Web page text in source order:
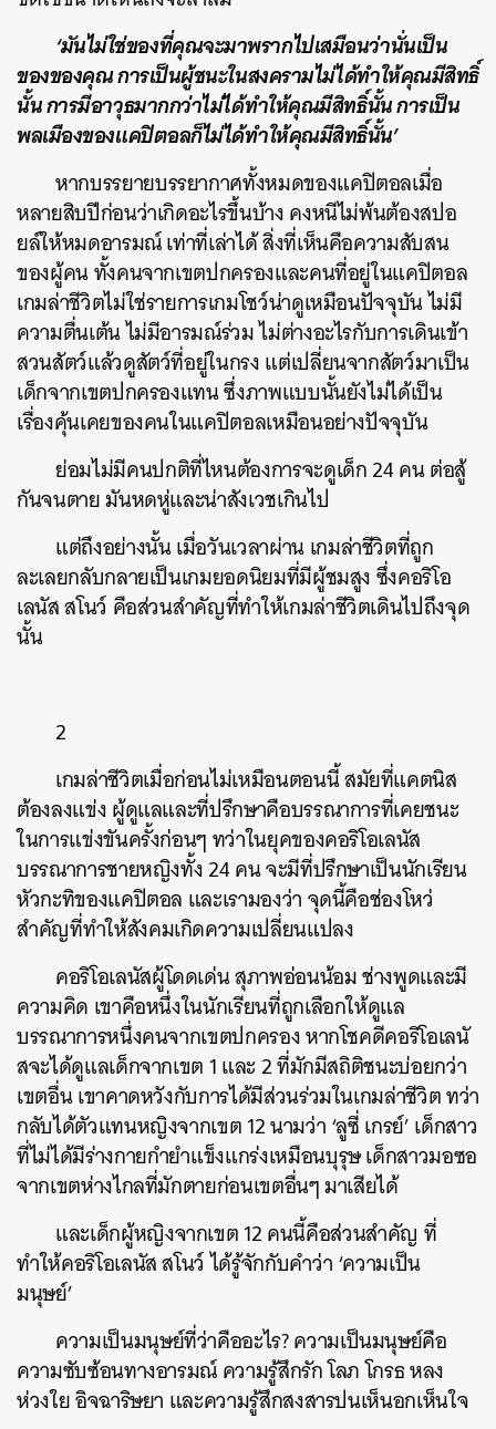
‘มันไม่ใช่ของที่คุณจะมาพรากไปเสมือนว่านั่นเป็น
ของของคุณ การเป็นผู้ชนะในสงครามไม่ได้ทำให้คุณมีสิทธิ์
นั้น การมีอาวุธมากกว่าไม่ได้ทำให้คุณมีสิทธิ์นั้น การเป็น
พลเมืองของแคปิตอลก็ไม่ได้ทำให้คุณมีสิทธิ์นั้น’
หากบรรยายบรรยากาศทั้งหมดของแคปิตอลเมื่อ
หลายสิบปีก่อนว่าเกิดอะไรขึ้นบ้าง คงหนีไม่พ้นต้องสปอ
ยล์ให้หมดอารมณ์ เท่าที่เล่าได้ สิ่งที่เห็นคือความสับสน
ของผู้คน ทั้งคนจากเขตปกครองและคนที่อยู่ในแคปิตอล
เกมล่าชีวิตไม่ใช่รายการเกมโชว์น่าดูเหมือนปัจจุบัน ไม่มี
ความตื่นเต้น ไม่มีอารมณ์ร่วม ไม่ต่างอะไรกับการเดินเข้า
สวนสัตว์แล้วดูสัตว์ที่อยู่ในกรง แต่เปลี่ยนจากสัตว์มาเป็น
เด็กจากเขตปกครองแทน ซึ่งภาพแบบนั้นยังไม่ได้เป็น
เรื่องคุ้นเคยของคนในแคปิตอลเหมือนอย่างปัจจุบัน
ย่อมไม่มีคนปกติที่ไหนต้องการจะดูเด็ก 24 คน ต่อสู้
กันจนตาย มันหดหู่และน่าสังเวชเกินไป
แต่ถึงอย่างนั้น เมื่อวันเวลาผ่าน เกมล่าชีวิตที่ถูก
ละเลยกลับกลายเป็นเกมยอดนิยมที่มีผู้ชมสูง ซึ่งคอริโอ
เลนัส สโนว์ คือส่วนสำคัญที่ทำให้เกมล่าชีวิตเดินไปถึงจุด
นั้น
2
เกมล่าชีวิตเมื่อก่อนไม่เหมือนตอนนี้ สมัยที่แคตนิส
ต้องลงแข่ง ผู้ดูแลและที่ปรึกษาคือบรรณาการที่เคยชนะ
ในการแข่งขันครั้งก่อนๆ ทว่าในยุคของคอริโอเลนัส
บรรณาการชายหญิงทั้ง 24 คน จะมีที่ปรึกษาเป็นนักเรียน
หัวกะทิของแคปิตอล และเรามองว่า จุดนี้คือช่องโหว่
สำคัญที่ทำให้สังคมเกิดความเปลี่ยนแปลง
คอริโอเลนัสผู้โดดเด่น สุภาพอ่อนน้อม ช่างพูดและมี
ความคิด เขาคือหนึ่งในนักเรียนที่ถูกเลือกให้ดูแล
บรรณาการหนึ่งคนจากเขตปกครอง หากโชคดีคอริโอเลนั
สจะได้ดูแลเด็กจากเขต 1 และ 2 ที่มักมีสถิติชนะบ่อยกว่า
เขตอื่น เขาคาดหวังกับการได้มีส่วนร่วมในเกมล่าชีวิต ทว่า
กลับได้ตัวแทนหญิงจากเขต 12 นามว่า ‘ลูซี่ เกรย์’ เด็กสาว
ที่ไม่ได้มีร่างกายกำยำแข็งแกร่งเหมือนบุรุษ เด็กสาวมอซอ
จากเขตห่างไกลที่มักตายก่อนเขตอื่นๆ มาเสียได้
และเด็กผู้หญิงจากเขต 12 คนนี้คือส่วนสำคัญ ที่
ทำให้คอริโอเลนัส สโนว์ ได้รู้จักกับคำว่า ‘ความเป็น
มนุษย์’
ความเป็นมนุษย์ที่ว่าคืออะไร? ความเป็นมนุษย์คือ
ความซับซ้อนทางอารมณ์ ความรู้สึกรัก โลภ โกรธ หลง
ห่วงใย อิจฉาริษยา และความรู้สึกสงสารปนเห็นอกเห็นใจ
SHARE TWEET LINE